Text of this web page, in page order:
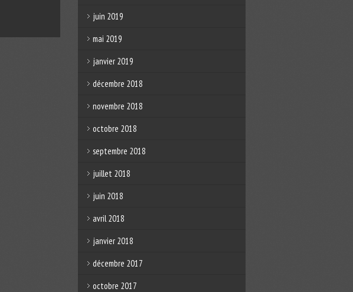
juin 2019
mai 2019
janvier 2019
décembre 2018
novembre 2018
octobre 2018
septembre 2018
juillet 2018
juin 2018
avril 2018
janvier 2018
décembre 2017
octobre 2017